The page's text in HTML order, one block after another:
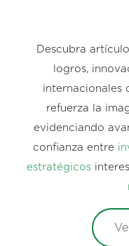
Descubra
logros,
internacionales
refuerza la
evidenciando
confianza entre
estratégicos